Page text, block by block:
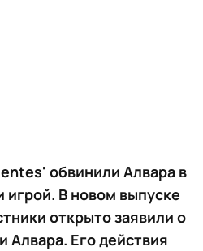
обвинили Алвара в
В новом выпуске
открыто заявили о
Алвара. Его действия